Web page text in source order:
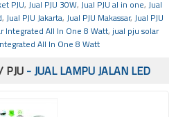
PJU, Jual PJU 30W, Jual PJU al in one, Jual
, Jual PJU Jakarta, Jual PJU Makassar, Jual PJU
Integrated All In One 8 Watt, jual pju solar
All In One 8 Watt
PJU - JUAL LAMPU JALAN LED